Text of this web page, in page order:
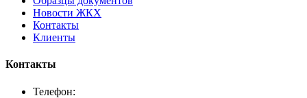
Новости ЖКХ
Контакты
Клиенты
Контакты
Телефон: